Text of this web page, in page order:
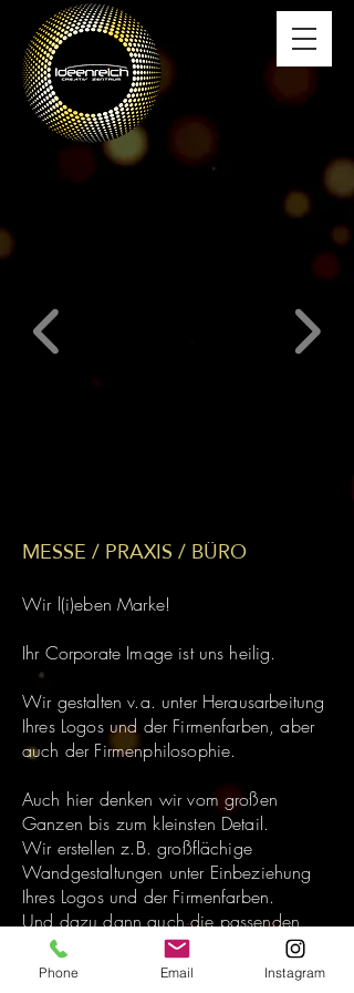
Wir l(i)eben Marke!
Ihr Corporate Image ist uns heilig.
Wir gestalten v.a. unter Herausarbeitung
Ihres Logos und der Firmenfarben, aber
auch der Firmenphilosophie.
Auch hier denken wir vom großen
Ganzen bis zum kleinsten Detail.
Wir erstellen z.B. großflächige
Wandgestaltungen unter Einbeziehung
Ihres Logos und der Firmenfarben.
Und dazu dann auch die passenden
Möbel und Stellmichrums.
Oder Eingangsteppiche mit speziellem
MESSE / PRAXIS / BÜRO
Phone Email Instagram